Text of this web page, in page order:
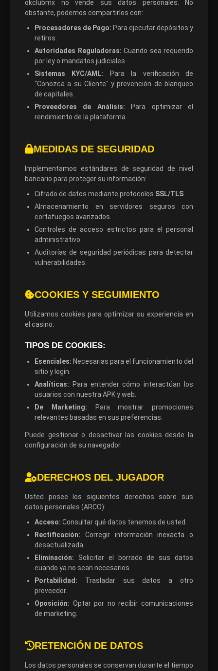
okclubmx no vende sus datos personales. No
obstante, podemos compartirlos con:
Procesadores de Pago: Para ejecutar depósitos y
retiros.
Autoridades Reguladoras: Cuando sea requerido
por ley o mandatos judiciales.
Sistemas KYC/AML: Para la verificación de
"Conozca a su Cliente" y prevención de blanqueo
de capitales.
Proveedores de Análisis: Para optimizar el
rendimiento de la plataforma.
MEDIDAS DE SEGURIDAD
Implementamos estándares de seguridad de nivel
bancario para proteger su información:
Cifrado de datos mediante protocolos SSL/TLS
Almacenamiento en servidores seguros con
cortafuegos avanzados.
Controles de acceso estrictos para el personal
administrativo.
Auditorías de seguridad periódicas para detectar
vulnerabilidades.
COOKIES Y SEGUIMIENTO
Utilizamos cookies para optimizar su experiencia en
el casino:
TIPOS DE COOKIES:
Esenciales: Necesarias para el funcionamiento del
sitio y login.
Analíticas: Para entender cómo interactúan los
usuarios con nuestra APK y web.
De Marketing: Para mostrar promociones
relevantes basadas en sus preferencias.
Puede gestionar o desactivar las cookies desde la
configuración de su navegador.
DERECHOS DEL JUGADOR
Usted posee los siguientes derechos sobre sus
datos personales (ARCO):
Acceso: Consultar qué datos tenemos de usted.
Rectificación: Corregir información inexacta o
desactualizada.
Eliminación: Solicitar el borrado de sus datos
cuando ya no sean necesarios.
Portabilidad: Trasladar sus datos a otro
proveedor.
Oposición: Optar por no recibir comunicaciones
de marketing.
RETENCIÓN DE DATOS
Los datos personales se conservan durante el tiempo